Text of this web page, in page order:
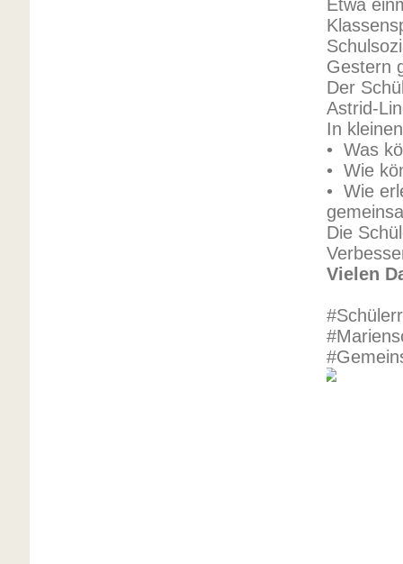
Etwa
Gestern
Der
Astrid-
In
• Was
• Wie
• Wie
Die
Vielen